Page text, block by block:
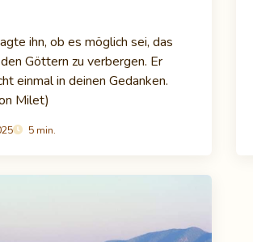
ihn, ob es möglich sei, das
Göttern zu verbergen. Er
einmal in deinen Gedanken.
Milet)
5 min.